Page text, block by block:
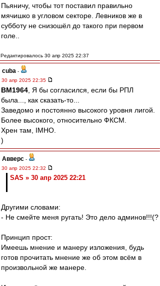
Пьяничу, чтобы тот поставил правильно
мячишко в угловом секторе. Левников же в
субботу не снизошёл до такого при первом
голе..
Редактировалось 30 апр 2025 22:37
cuba -
30 апр 2025 22:35
BM1964 , Я бы согласился, если бы РПЛ
была..., как сказать-то...
Заведомо и постоянно высокого уровня лигой.
Более высокого, относительно ФКСМ.
Хрен там, IMHO.
)
Авверс -
30 апр 2025 22:32
SAS » 30 апр 2025 22:21
Другими словами:
- Не смейте меня ругать! Это дело админов!!!(?
Принцип прост:
Имеешь мнение и манеру изложения, будь
готов прочитать мнение же об этом всём в
произвольной же манере.